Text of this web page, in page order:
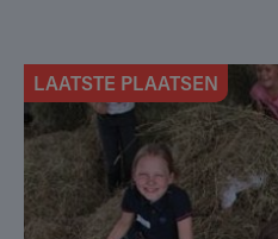
LAATSTE PLAATSEN